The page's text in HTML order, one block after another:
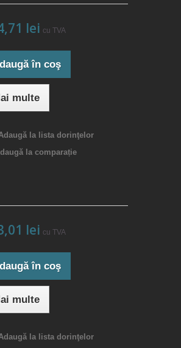
lei cu TVA
în coş
multe
la lista dorinţelor
la comparație
lei cu TVA
în coş
multe
la lista dorinţelor